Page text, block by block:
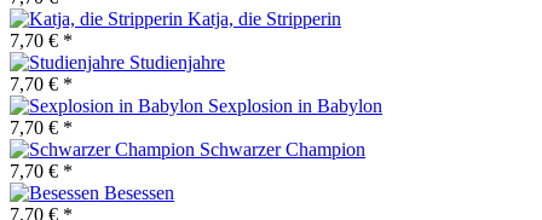
Katja, die Stripperin
7,70 € *
Studienjahre
7,70 € *
Sexplosion in Babylon
7,70 € *
Schwarzer Champion
7,70 € *
Besessen
7,70 € *